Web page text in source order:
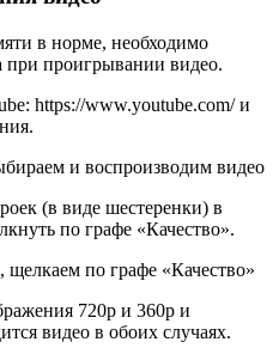
в норме, необходимо
при проигрывании видео.
https://www.youtube.com/ и
и воспроизводим видео
(в виде шестеренки) в
по графе «Качество».
по графе «Качество»
720p и 360p и
видео в обоих случаях.